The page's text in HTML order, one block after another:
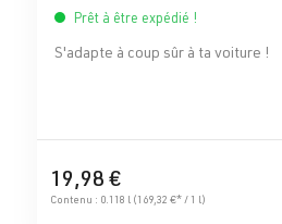
Prêt à être expédié !
S'adapte à coup sûr à ta voiture !
19,98 €
Contenu : 0.118 l (169,32 €* / 1 l)